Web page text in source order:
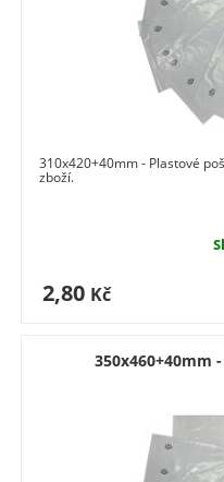
310x420+40mm - Plastové
zboží.
2,80 Kč
350x460+40mm